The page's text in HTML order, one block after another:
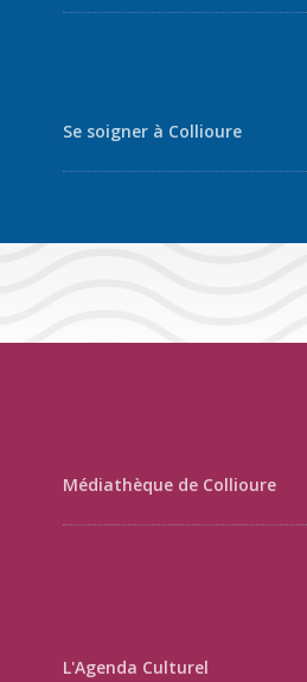
Se soigner à Collioure
Médiathèque de Collioure
L'Agenda Culturel